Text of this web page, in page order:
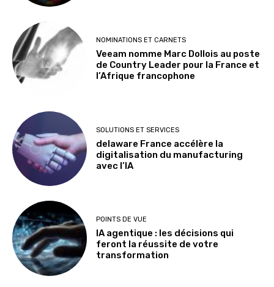
NOMINATIONS ET CARNETS
Veeam nomme Marc Dollois au poste
de Country Leader pour la France et
l’Afrique francophone
SOLUTIONS ET SERVICES
delaware France accélère la
digitalisation du manufacturing
avec l’IA
POINTS DE VUE
IA agentique : les décisions qui
feront la réussite de votre
transformation